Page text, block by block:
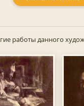
работы данного